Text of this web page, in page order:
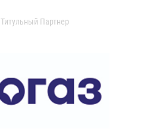
Титульный Партнер